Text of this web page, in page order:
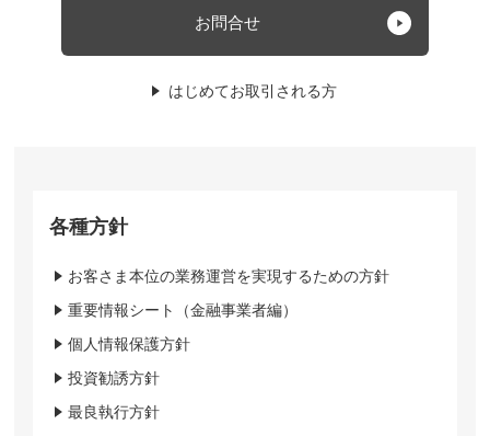
お問合せ
はじめてお取引される方
各種方針
お客さま本位の業務運営を実現するための方針
重要情報シート（金融事業者編）
個人情報保護方針
投資勧誘方針
最良執行方針